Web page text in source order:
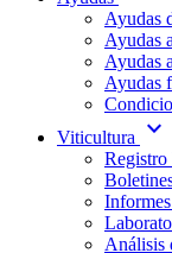
Ayudas
Ayudas
Ayudas
Ayudas
Viticultura
expand_more
Análisis